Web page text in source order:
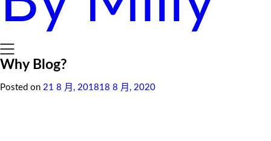
Why Blog?
Posted on 21 8 月, 201818 8 月, 2020